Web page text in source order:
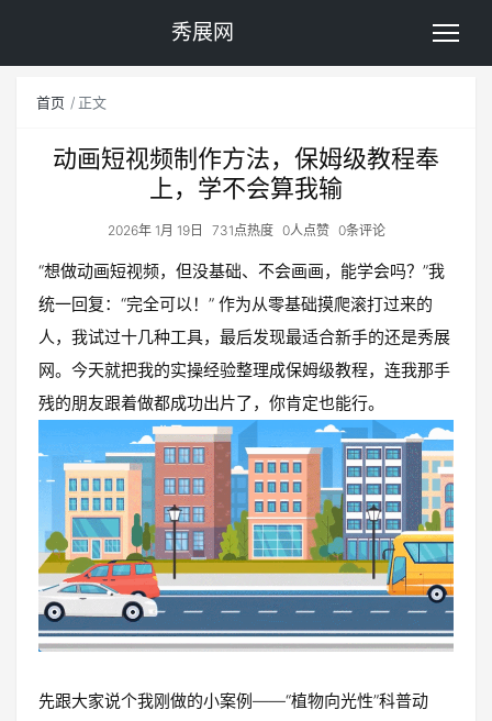
秀展网
首页 正文
动画短视频制作方法，保姆级教程奉
上，学不会算我输
2026年 1月 19日 731点热度 0人点赞 0条评论
“想做动画短视频，但没基础、不会画画，能学会吗？”我
统一回复：“完全可以！” 作为从零基础摸爬滚打过来的
人，我试过十几种工具，最后发现最适合新手的还是秀展
网。今天就把我的实操经验整理成保姆级教程，连我那手
残的朋友跟着做都成功出片了，你肯定也能行。
先跟大家说个我刚做的小案例——“植物向光性”科普动